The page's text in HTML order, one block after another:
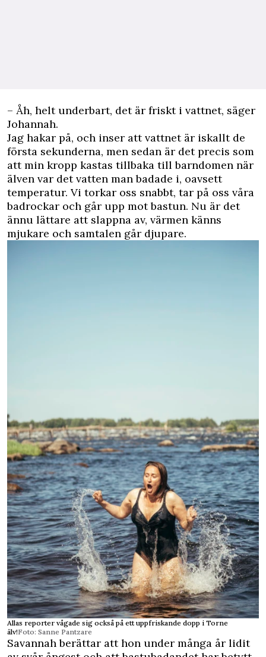
– Åh, helt underbart, det är friskt i vattnet, säger
Johannah.
Jag hakar på, och inser att vattnet är iskallt de
första sekunderna, men sedan är det precis som
att min kropp kastas tillbaka till barndomen när
älven var det vatten man badade i, oavsett
temperatur. Vi torkar oss snabbt, tar på oss våra
badrockar och går upp mot bastun. Nu är det
ännu lättare att slappna av, värmen känns
mjukare och samtalen går djupare.
Allas reporter vågade sig också på ett uppfriskande dopp i Torne
älv!Foto: Sanne Pantzare
Savannah berättar att hon under många år lidit